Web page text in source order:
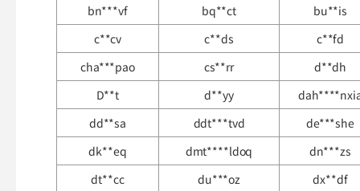
bn***vf
bq**ct
bu**is
c**cv
c**ds
c**fd
cha***pao
cs**rr
d**dh
D**t
d**yy
dd**sa
ddt***tvd
de***she
dk**eq
dmt****ldoq
dn***zs
dt**cc
du***oz
dx**df